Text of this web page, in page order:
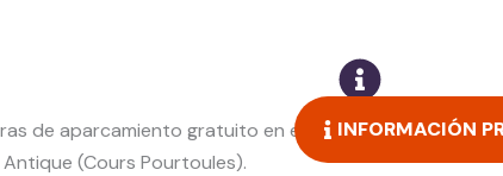
INFORMACIÓN
de aparcamiento gratuito en el
(Cours Pourtoules).